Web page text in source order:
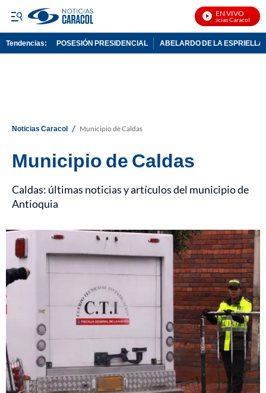
EN VIVO
Noticias Caracol En Vivo
Tendencias: POSESIÓN PRESIDENCIAL ABELARDO DE LA ESPRIELLA
Noticias Caracol / Municipio de Caldas
Municipio de Caldas
Caldas: últimas noticias y artículos del municipio de
Antioquia